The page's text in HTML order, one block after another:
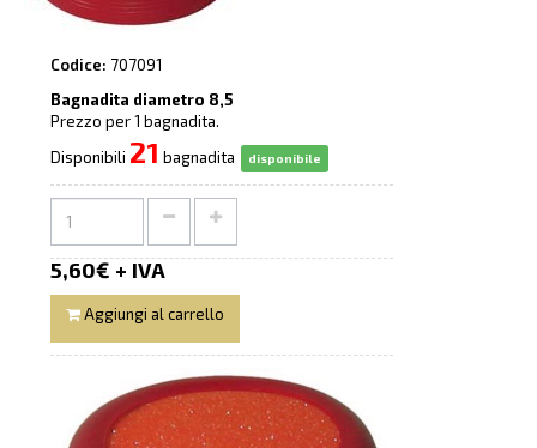
Codice: 707091
Bagnadita diametro 8,5
Prezzo per 1 bagnadita.
Disponibili 21 bagnadita disponibile
5,60€ + IVA
Aggiungi al carrello